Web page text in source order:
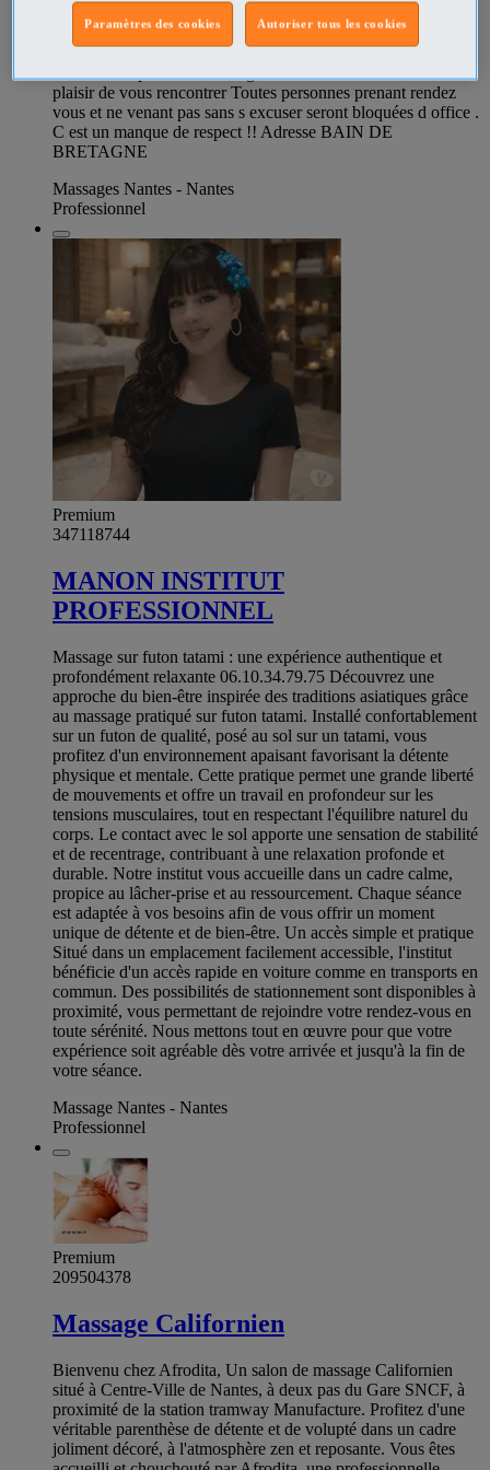
. Vous pouvez me contacter au 06 16 18 46 40 de 9 H à 19 H
Ouvert du lundi au samedi . FERME LE DIMANCHE .
plaisir de vous rencontrer Toutes personnes prenant rendez
vous et ne venant pas sans s excuser seront bloquées d office .
C est un manque de respect !! Adresse BAIN DE
BRETAGNE
Massages Nantes - Nantes
Professionnel
Premium
347118744
MANON INSTITUT
PROFESSIONNEL
Massage sur futon tatami : une expérience authentique et
profondément relaxante 06.10.34.79.75 Découvrez une
approche du bien-être inspirée des traditions asiatiques grâce
au massage pratiqué sur futon tatami. Installé confortablement
sur un futon de qualité, posé au sol sur un tatami, vous
profitez d'un environnement apaisant favorisant la détente
physique et mentale. Cette pratique permet une grande liberté
de mouvements et offre un travail en profondeur sur les
tensions musculaires, tout en respectant l'équilibre naturel du
corps. Le contact avec le sol apporte une sensation de stabilité
et de recentrage, contribuant à une relaxation profonde et
durable. Notre institut vous accueille dans un cadre calme,
propice au lâcher-prise et au ressourcement. Chaque séance
est adaptée à vos besoins afin de vous offrir un moment
unique de détente et de bien-être. Un accès simple et pratique
Situé dans un emplacement facilement accessible, l'institut
bénéficie d'un accès rapide en voiture comme en transports en
commun. Des possibilités de stationnement sont disponibles à
proximité, vous permettant de rejoindre votre rendez-vous en
toute sérénité. Nous mettons tout en œuvre pour que votre
expérience soit agréable dès votre arrivée et jusqu'à la fin de
votre séance.
Massage Nantes - Nantes
Professionnel
Premium
209504378
Massage Californien
Bienvenu chez Afrodita, Un salon de massage Californien
situé à Centre-Ville de Nantes, à deux pas du Gare SNCF, à
proximité de la station tramway Manufacture. Profitez d'une
véritable parenthèse de détente et de volupté dans un cadre
joliment décoré, à l'atmosphère zen et reposante. Vous êtes
Autoriser tous les cookies
Paramètres des cookies